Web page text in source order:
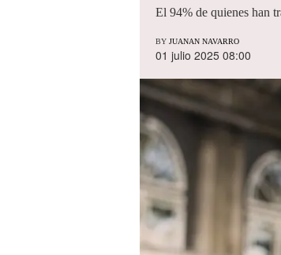
El 94% de quienes han
BY JUANAN NAVARRO
01 julio 2025 08:00